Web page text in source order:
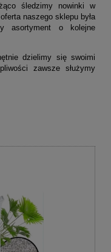
śledzimy nowinki w
naszego sklepu była
asortyment o kolejne
dzielimy się swoimi
zawsze służymy